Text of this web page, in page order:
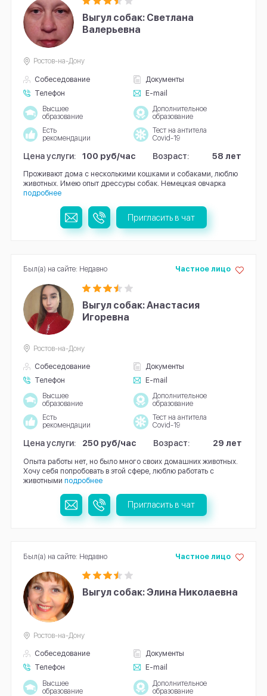
Выгул собак: Светлана
Валерьевна
Собеседование
Документы
Телефон
E-mail
Ростов-на-Дону
Высшее
образование
Дополнительное
образование
Есть
рекомендации
Тест на антитела
Covid-19
Цена услуги: 100 руб/час Возраст: 58 лет
Проживают дома с несколькими кошками и собаками, люблю
животных. Имею опыт дрессуры собак. Немецкая овчарка
подробнее
Пригласить в чат
Выгул собак: Анастасия
Игоревна
Собеседование
Документы
Телефон
E-mail
Частное лицо
Ростов-на-Дону
Высшее
образование
Дополнительное
образование
Есть
рекомендации
Тест на антитела
Covid-19
Цена услуги: 250 руб/час Возраст: 29 лет
Опыта работы нет, но было много своих домашних животных.
Хочу себя попробовать в этой сфере, люблю работать с
животными подробнее
Был(а) на сайте: Недавно
Пригласить в чат
Выгул собак: Элина Николаевна
Собеседование
Документы
Телефон
E-mail
Частное лицо
Ростов-на-Дону
Высшее
образование
Дополнительное
образование
Был(а) на сайте: Недавно